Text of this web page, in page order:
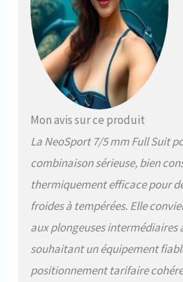
Mon avis sur ce produit
La NeoSport 7/5 mm Full Suit
combinaison sérieuse, bien
thermiquement efficace pour
froides à tempérées. Elle
aux plongeuses intermédiaires
souhaitant un équipement
positionnement tarifaire